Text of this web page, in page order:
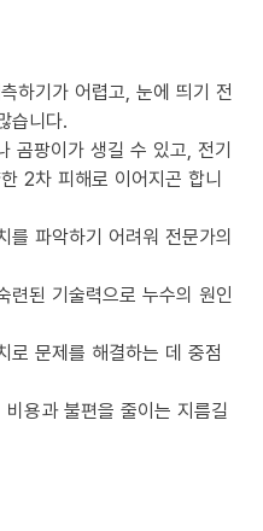
하기가 어렵고, 눈에 띄기 전
습니다.
곰팡이가 생길 수 있고, 전기
2차 피해로 이어지곤 합니
를 파악하기 어려워 전문가의
련된 기술력으로 누수의 원인
로 문제를 해결하는 데 중점
용과 불편을 줄이는 지름길